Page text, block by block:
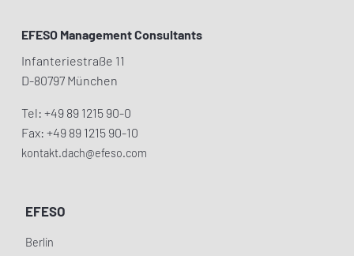
EFESO Management Consultants
Infanteriestraße 11
D-80797 München
Tel: +49 89 1215 90-0
Fax: +49 89 1215 90-10
kontakt.dach@efeso.com
EFESO
Berlin